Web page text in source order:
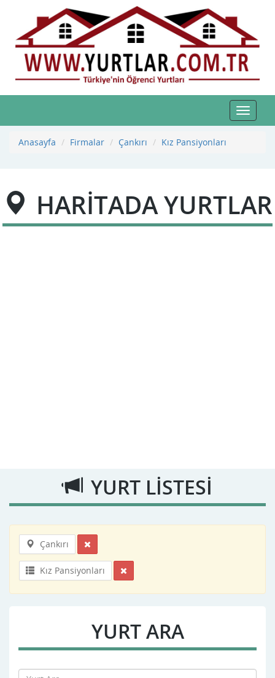
Toggle
Anasayfa
Firmalar Çankırı Kız Pansiyonları
HARİTADA YURTLAR
YURT LİSTESİ
Çankırı
Kız Pansiyonları
YURT ARA